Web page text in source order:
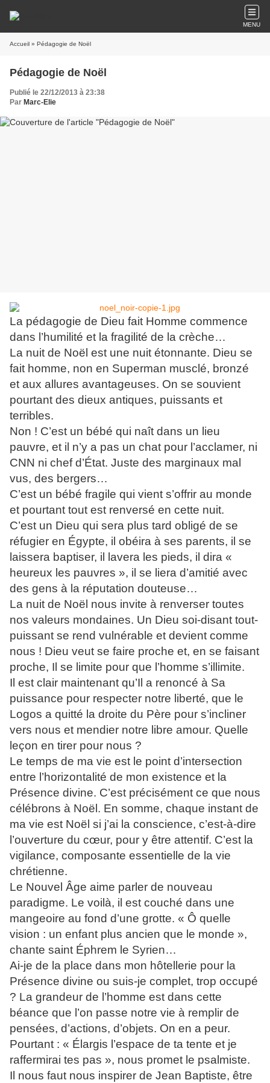
MENU
Accueil » Pédagogie de Noël
Pédagogie de Noël
Publié le 22/12/2013 à 23:38
Par Marc-Elie
La pédagogie de Dieu fait Homme commence
dans l’humilité et la fragilité de la crèche…
La nuit de Noël est une nuit étonnante. Dieu se
fait homme, non en Superman musclé, bronzé
et aux allures avantageuses. On se souvient
pourtant des dieux antiques, puissants et
terribles.
Non ! C’est un bébé qui naît dans un lieu
pauvre, et il n’y a pas un chat pour l’acclamer, ni
CNN ni chef d’État. Juste des marginaux mal
vus, des bergers…
C’est un bébé fragile qui vient s’offrir au monde
et pourtant tout est renversé en cette nuit.
C’est un Dieu qui sera plus tard obligé de se
réfugier en Égypte, il obéira à ses parents, il se
laissera baptiser, il lavera les pieds, il dira «
heureux les pauvres », il se liera d’amitié avec
des gens à la réputation douteuse…
La nuit de Noël nous invite à renverser toutes
nos valeurs mondaines. Un Dieu soi-disant tout-
puissant se rend vulnérable et devient comme
nous ! Dieu veut se faire proche et, en se faisant
proche, Il se limite pour que l’homme s’illimite.
Il est clair maintenant qu’Il a renoncé à Sa
puissance pour respecter notre liberté, que le
Logos a quitté la droite du Père pour s’incliner
vers nous et mendier notre libre amour. Quelle
leçon en tirer pour nous ?
Le temps de ma vie est le point d’intersection
entre l’horizontalité de mon existence et la
Présence divine. C’est précisément ce que nous
célébrons à Noël. En somme, chaque instant de
ma vie est Noël si j’ai la conscience, c’est-à-dire
l’ouverture du cœur, pour y être attentif. C’est la
vigilance, composante essentielle de la vie
chrétienne.
Le Nouvel Âge aime parler de nouveau
paradigme. Le voilà, il est couché dans une
mangeoire au fond d’une grotte. « Ô quelle
vision : un enfant plus ancien que le monde »,
chante saint Éphrem le Syrien…
Ai-je de la place dans mon hôtellerie pour la
Présence divine ou suis-je complet, trop occupé
? La grandeur de l’homme est dans cette
béance que l’on passe notre vie à remplir de
pensées, d’actions, d’objets. On en a peur.
Pourtant : « Élargis l’espace de ta tente et je
raffermirai tes pas », nous promet le psalmiste.
Il nous faut nous inspirer de Jean Baptiste, être